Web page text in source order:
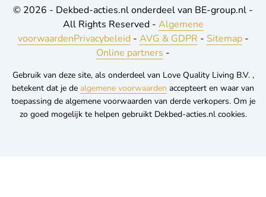
© 2026 - Dekbed-acties.nl onderdeel van BE-group.nl -
All Rights Reserved - Algemene
voorwaardenPrivacybeleid- AVG & GDPR - Sitemap-
Online partners -
Gebruik van deze site, als onderdeel van Love Quality Living B.V. ,
betekent dat je de algemene voorwaarden accepteert en waar van
toepassing de algemene voorwaarden van derde verkopers. Om je
zo goed mogelijk te helpen gebruikt Dekbed-acties.nl cookies.